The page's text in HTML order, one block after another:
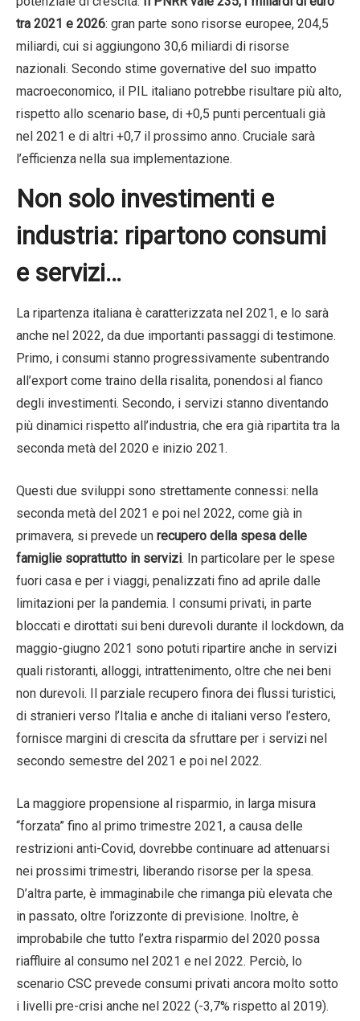
tra 2021 e 2026: gran parte sono risorse europee, 204,5
miliardi, cui si aggiungono 30,6 miliardi di risorse
nazionali. Secondo stime governative del suo impatto
macroeconomico, il PIL italiano potrebbe risultare più alto,
rispetto allo scenario base, di +0,5 punti percentuali già
nel 2021 e di altri +0,7 il prossimo anno. Cruciale sarà
l’efficienza nella sua implementazione.
Non solo investimenti e
industria: ripartono consumi
e servizi…
La ripartenza italiana è caratterizzata nel 2021, e lo sarà
anche nel 2022, da due importanti passaggi di testimone.
Primo, i consumi stanno progressivamente subentrando
all’export come traino della risalita, ponendosi al fianco
degli investimenti. Secondo, i servizi stanno diventando
più dinamici rispetto all’industria, che era già ripartita tra la
seconda metà del 2020 e inizio 2021.
Questi due sviluppi sono strettamente connessi: nella
seconda metà del 2021 e poi nel 2022, come già in
primavera, si prevede un recupero della spesa delle
famiglie soprattutto in servizi. In particolare per le spese
fuori casa e per i viaggi, penalizzati fino ad aprile dalle
limitazioni per la pandemia. I consumi privati, in parte
bloccati e dirottati sui beni durevoli durante il lockdown, da
maggio-giugno 2021 sono potuti ripartire anche in servizi
quali ristoranti, alloggi, intrattenimento, oltre che nei beni
non durevoli. Il parziale recupero finora dei flussi turistici,
di stranieri verso l’Italia e anche di italiani verso l’estero,
fornisce margini di crescita da sfruttare per i servizi nel
secondo semestre del 2021 e poi nel 2022.
La maggiore propensione al risparmio, in larga misura
“forzata” fino al primo trimestre 2021, a causa delle
restrizioni anti-Covid, dovrebbe continuare ad attenuarsi
nei prossimi trimestri, liberando risorse per la spesa.
D’altra parte, è immaginabile che rimanga più elevata che
in passato, oltre l’orizzonte di previsione. Inoltre, è
improbabile che tutto l’extra risparmio del 2020 possa
riaffluire al consumo nel 2021 e nel 2022. Perciò, lo
scenario CSC prevede consumi privati ancora molto sotto
i livelli pre-crisi anche nel 2022 (-3,7% rispetto al 2019).